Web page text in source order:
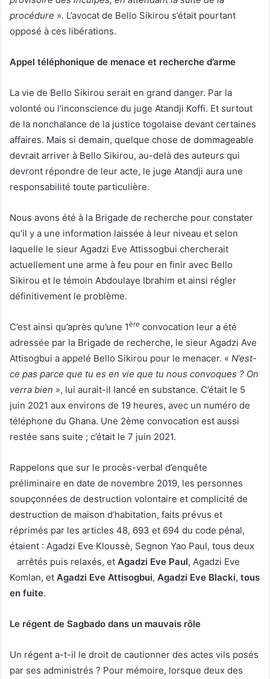
procédure ». L’avocat de Bello Sikirou s’était pourtant
opposé à ces libérations.
Appel téléphonique de menace et recherche d’arme
La vie de Bello Sikirou serait en grand danger. Par la
volonté ou l’inconscience du juge Atandji Koffi. Et surtout
de la nonchalance de la justice togolaise devant certaines
affaires. Mais si demain, quelque chose de dommageable
devrait arriver à Bello Sikirou, au-delà des auteurs qui
devront répondre de leur acte, le juge Atandji aura une
responsabilité toute particulière.
Nous avons été à la Brigade de recherche pour constater
qu’il y a une information laissée à leur niveau et selon
laquelle le sieur Agadzi Eve Attissogbui chercherait
actuellement une arme à feu pour en finir avec Bello
Sikirou et le témoin Abdoulaye Ibrahim et ainsi régler
définitivement le problème.
C’est ainsi qu’après qu’une 1ère convocation leur a été
adressée par la Brigade de recherche, le sieur Agadzi Ave
Attisogbui a appelé Bello Sikirou pour le menacer. « N’est-
ce pas parce que tu es en vie que tu nous convoques ? On
verra bien », lui aurait-il lancé en substance. C’était le 5
juin 2021 aux environs de 19 heures, avec un numéro de
téléphone du Ghana. Une 2ème convocation est aussi
restée sans suite ; c’était le 7 juin 2021.
Rappelons que sur le procès-verbal d’enquête
préliminaire en date de novembre 2019, les personnes
soupçonnées de destruction volontaire et complicité de
destruction de maison d’habitation, faits prévus et
réprimés par les articles 48, 693 et 694 du code pénal,
étaient : Agadzi Eve Kloussè, Segnon Yao Paul, tous deux
arrêtés puis relaxés, et Agadzi Eve Paul, Agadzi Eve
Komlan, et Agadzi Eve Attisogbui, Agadzi Eve Blacki, tous
en fuite.
Le régent de Sagbado dans un mauvais rôle
Un régent a-t-il le droit de cautionner des actes vils posés
par ses administrés ? Pour mémoire, lorsque deux des